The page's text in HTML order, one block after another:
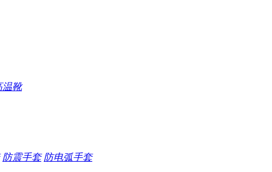
温靴
防震手套 防电弧手套